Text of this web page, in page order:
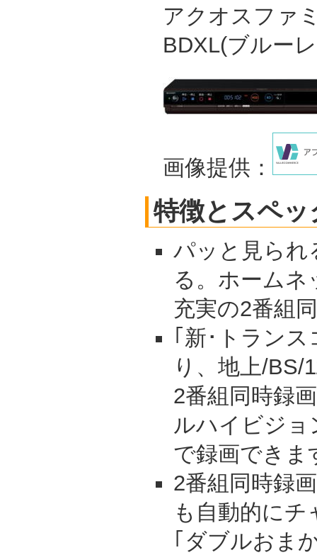
アクオスファ
BDXL(ブルー
画像提供：
特徴とスペッ
パッと見られ
る。ホームネ
充実の2番組
｢新･トラン
り、地上/BS/
2番組同時録
ルハイビジョ
で録画できま
2番組同時録
も自動的に
｢ダブルおま